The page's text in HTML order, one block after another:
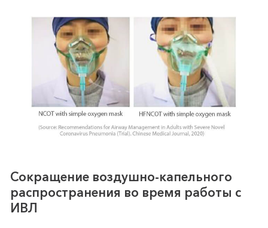
Сокращение воздушно-капельного
распространения во время работы с
ИВЛ